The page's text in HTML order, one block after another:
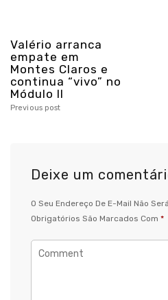
Valério arranca
empate em
Montes Claros e
continua “vivo” no
Módulo II
Previous post
Deixe um
O Seu Endereço De E-Mail Não
Obrigatórios São Marcados Com *